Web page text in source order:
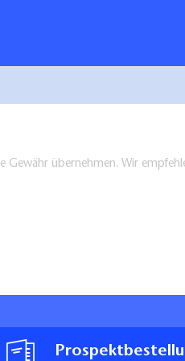
übernehmen. Wir